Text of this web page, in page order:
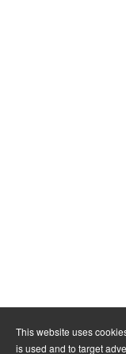
This website uses
is used and to target